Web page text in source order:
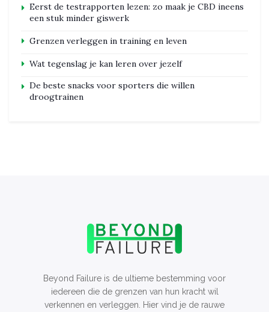
Eerst de testrapporten lezen: zo maak je CBD ineens
een stuk minder giswerk
Grenzen verleggen in training en leven
Wat tegenslag je kan leren over jezelf
De beste snacks voor sporters die willen
droogtrainen
Beyond Failure is de ultieme bestemming voor
iedereen die de grenzen van hun kracht wil
verkennen en verleggen. Hier vind je de rauwe